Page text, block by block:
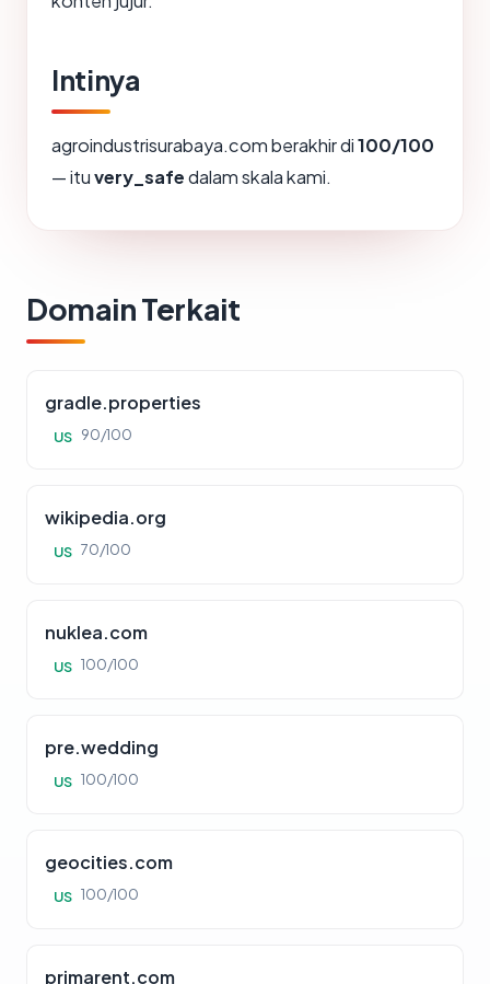
Intinya
agroindustrisurabaya.com berakhir di100/100
— ituvery_safedalam skala kami.
Domain Terkait
gradle.properties
US 90/100
wikipedia.org
US 70/100
nuklea.com
US 100/100
pre.wedding
US 100/100
geocities.com
US 100/100
primarent.com